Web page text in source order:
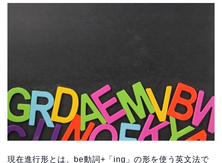
現在進行形とは、be動詞+「ing」の形を使う英文法で